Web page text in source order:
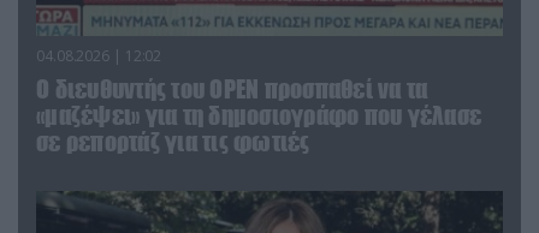
04.08.2026 | 12:02
O διευθυντής του OPEN προσπαθεί να τα
«μαζέψει» για τη δημοσιογράφο που γέλασε
σε ρεπορτάζ για τις φωτιές